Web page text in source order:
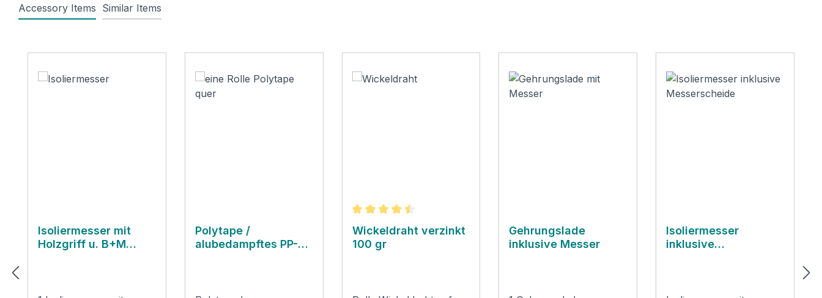
Accessory Items Similar Items
Isoliermesser mit
Holzgriff u. B+M
Polytape /
alubedampftes PP-
Durchschnittliche Bewertung von 4.5 von 5 Sternen
Wickeldraht verzinkt
100 gr
Gehrungslade
inklusive Messer
Isoliermesser
inklusive